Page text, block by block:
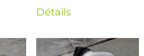
Détails